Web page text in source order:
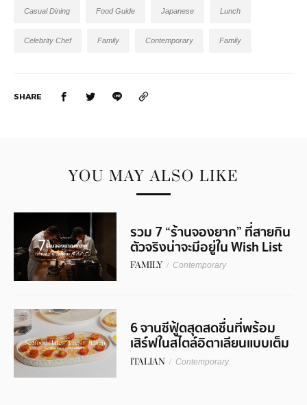
Casual Dining Food Guide Japanese Lunch
Celebrity Chef Family Contemporary Family
SHARE
YOU MAY ALSO LIKE
รวม 7 “ร้านจองยาก” ที่สายกิน
ตัวจริงน่าจะมีอยู่ใน Wish List
FAMILY / Contemporary
6 จานซีฟู้ดสุดสดชื่นที่พร้อม
เสิร์ฟในสไตล์อิตาเลียนแบบเต็ม
คำ
ITALIAN / Contemporary